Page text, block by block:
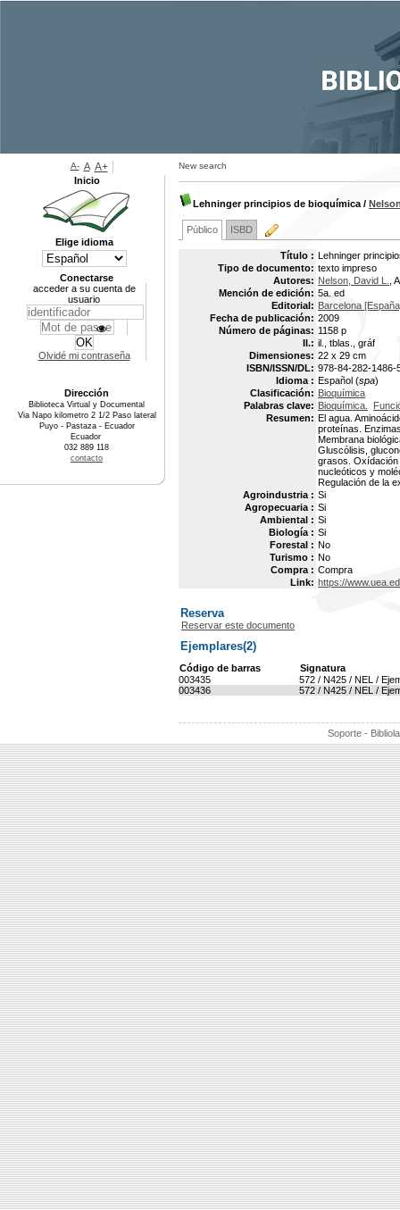
New search
Lehninger principios de bioquímica /
Público ISBD
Título : Lehninger
Tipo de documento: texto impreso
Autores: Nelson, David L.
,
Mención de edición: 5a. ed
Editorial: Barcelona
Fecha de publicación: 2009
Número de páginas: 1158 p
Il.: il., tblas., gráf
Dimensiones: 22 x 29 cm
ISBN/ISSN/DL: 978-84-282-1486-
Idioma : Español (spa)
Clasificación: Bioquímica
Palabras clave: Bioquímica.
Resumen: El agua.
proteínas.
Membrana
Gluscólisis,
grasos. Oxídación
nucleóticos y
Regulación de la
Agroindustria : Si
Agropecuaria : Si
Ambiental : Si
Biología : Si
Forestal : No
Turismo : No
Compra : Compra
Link: https://
Reserva
Reservar este documento
Ejemplares(2)
Código de barras
Signatura
003435
572 / N425 / NEL /
003436
572 / N425 / NEL /
Soporte -
A- A A+
Inicio
Elige idioma
Conectarse
acceder a su cuenta de
usuario
Olvidé mi contraseña
Dirección
Biblioteca Virtual y Documental
Via Napo kilometro 2 1/2 Paso lateral
Puyo - Pastaza - Ecuador
Ecuador
032 889 118
contacto